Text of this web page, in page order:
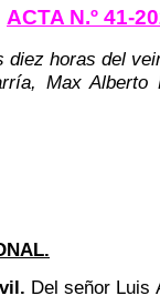
ACTA N.º 41-
horas del
Max
Del señor Luis